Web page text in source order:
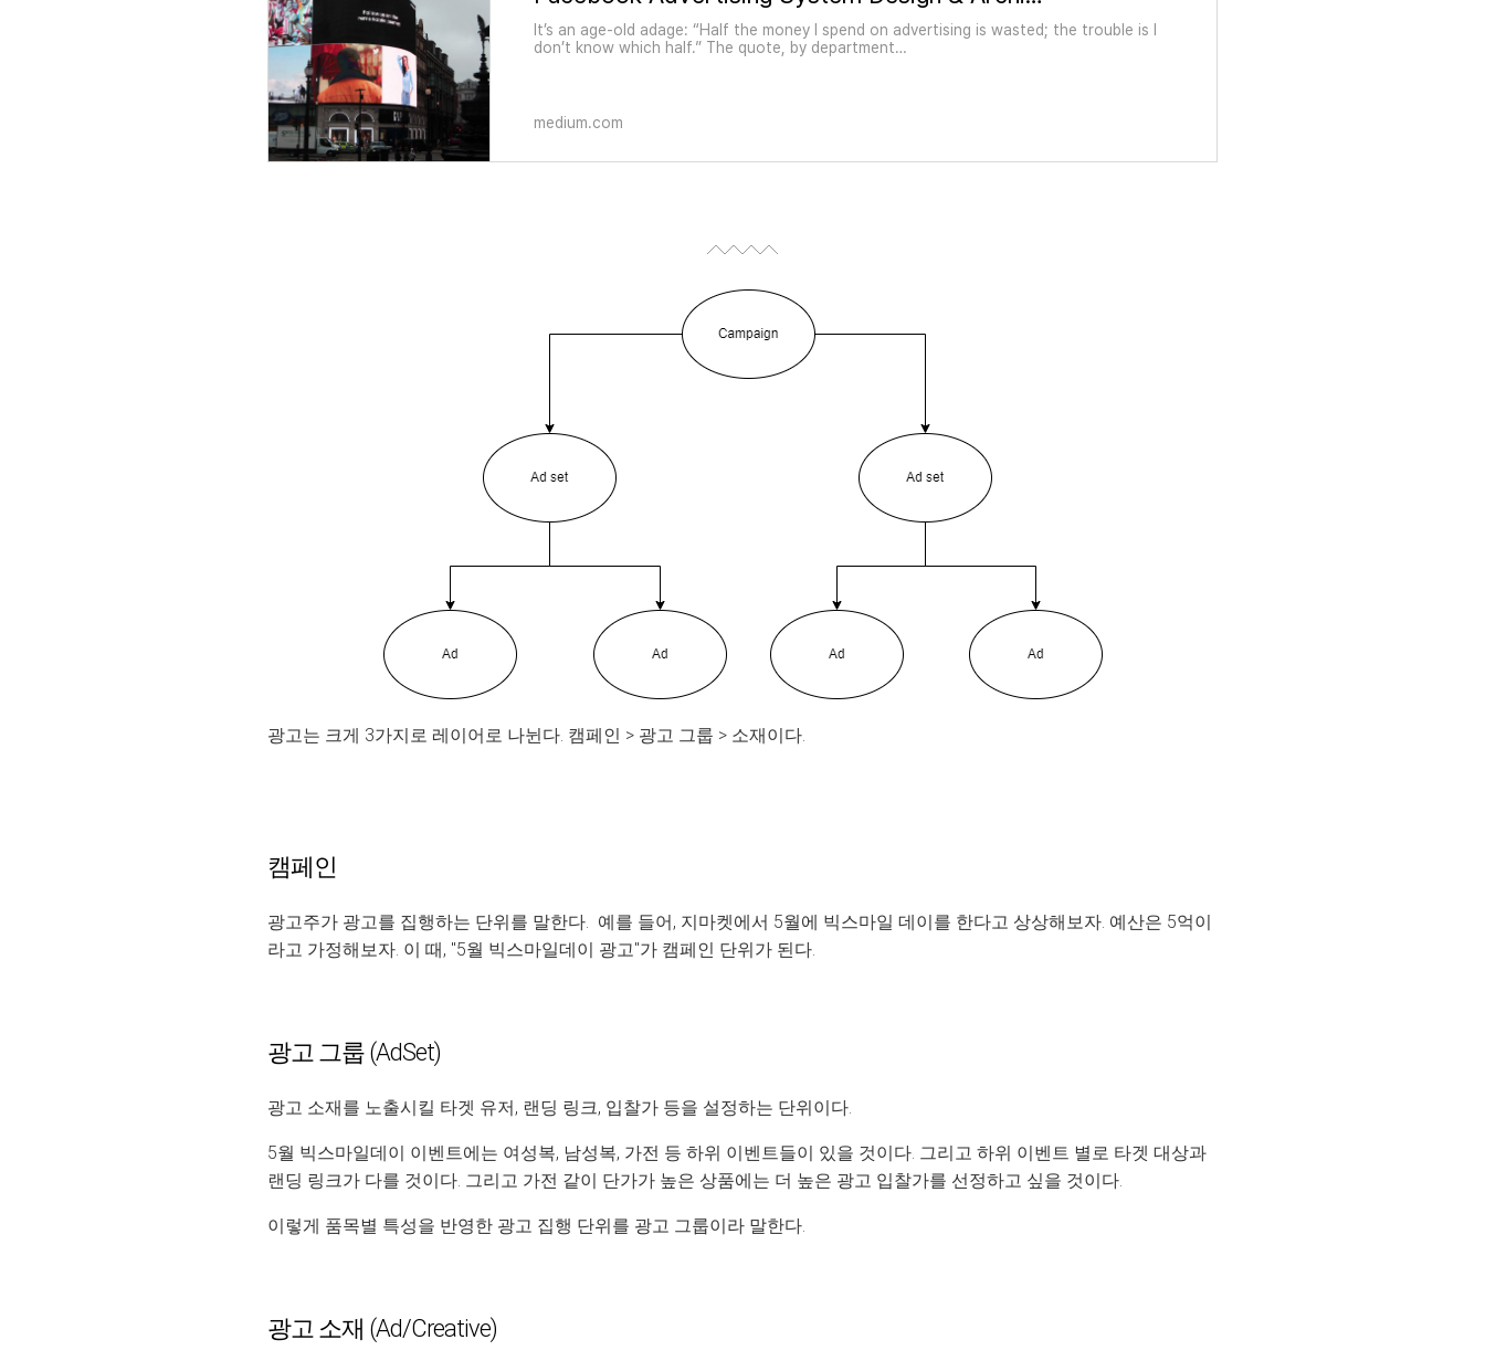
It’s an age-old adage: “Half the money I spend on advertising is wasted; the trouble is I
don’t know which half.” The quote, by department…
medium.com
광고는 크게 3가지로 레이어로 나뉜다. 캠페인 > 광고 그룹 > 소재이다.
캠페인
광고주가 광고를 집행하는 단위를 말한다. 예를 들어, 지마켓에서 5월에 빅스마일 데이를 한다고 상상해보자. 예산은 5억이
라고 가정해보자. 이 때, "5월 빅스마일데이 광고"가 캠페인 단위가 된다.
광고 그룹 (AdSet)
광고 소재를 노출시킬 타겟 유저, 랜딩 링크, 입찰가 등을 설정하는 단위이다.
5월 빅스마일데이 이벤트에는 여성복, 남성복, 가전 등 하위 이벤트들이 있을 것이다. 그리고 하위 이벤트 별로 타겟 대상과
랜딩 링크가 다를 것이다. 그리고 가전 같이 단가가 높은 상품에는 더 높은 광고 입찰가를 선정하고 싶을 것이다.
이렇게 품목별 특성을 반영한 광고 집행 단위를 광고 그룹이라 말한다.
광고 소재 (Ad/Creative)